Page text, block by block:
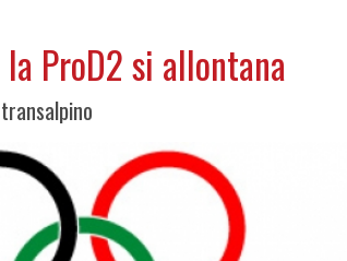
la ProD2 si allontana